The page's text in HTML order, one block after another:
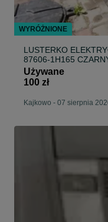
LUSTERKO
87606-1H165
Używane
100 zł
Kajkowo - 07 sierpnia
WYRÓŻNIONE